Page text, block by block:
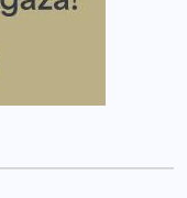
wystarczą? Jak
Portowy Maraton
co warto wiedzieć